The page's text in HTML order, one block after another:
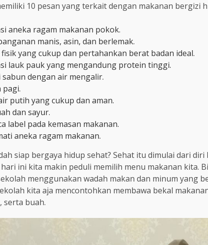
10 pesan yang terkait dengan makanan bergizi
aneka ragam makanan pokok.
manis, asin, dan berlemak.
yang cukup dan pertahankan berat badan ideal.
lauk pauk yang mengandung protein tinggi.
sabun dengan air mengalir.
pagi.
putih yang cukup dan aman.
dan sayur.
label pada kemasan makanan.
aneka ragam makanan.
siap bergaya hidup sehat? Sehat itu dimulai dari
ini kita makin peduli memilih menu makanan kita.
menggunakan wadah makan dan minum yang
kita aja mencontohkan membawa bekal
serta buah.